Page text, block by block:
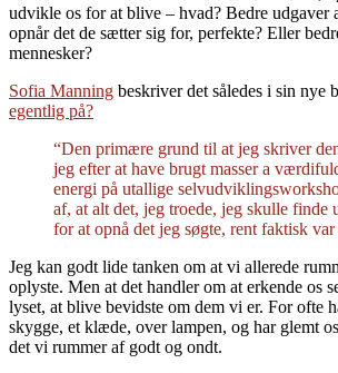
udvikle os for at blive – hvad? Bedre udgaver
opnår det de sætter sig for, perfekte? Eller
mennesker?
Sofia Manning beskriver det således i sin nye
egentlig på?
“Den primære grund til at jeg skriver
jeg efter at have brugt masser a
energi på utallige
af, at alt det, jeg troede, jeg skulle finde
for at opnå det jeg søgte, rent faktisk
Jeg kan godt lide tanken om at vi allerede
oplyste. Men at det handler om at erkende os
lyset, at blive bevidste om dem vi er. For ofte
skygge, et klæde, over lampen, og har glemt
det vi rummer af godt og ondt.